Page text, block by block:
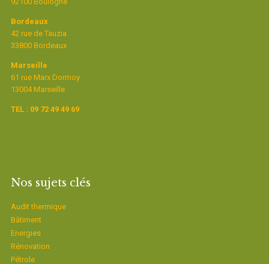
Bordeaux
42 rue de Tauzia
33800 Bordeaux
Marseille
61 rue Marx Dormoy
13004 Marseille
TEL : 09 72 49 49 69
Nos sujets clés
Audit thermique
Bâtiment
Energies
Rénovation
Pétrole